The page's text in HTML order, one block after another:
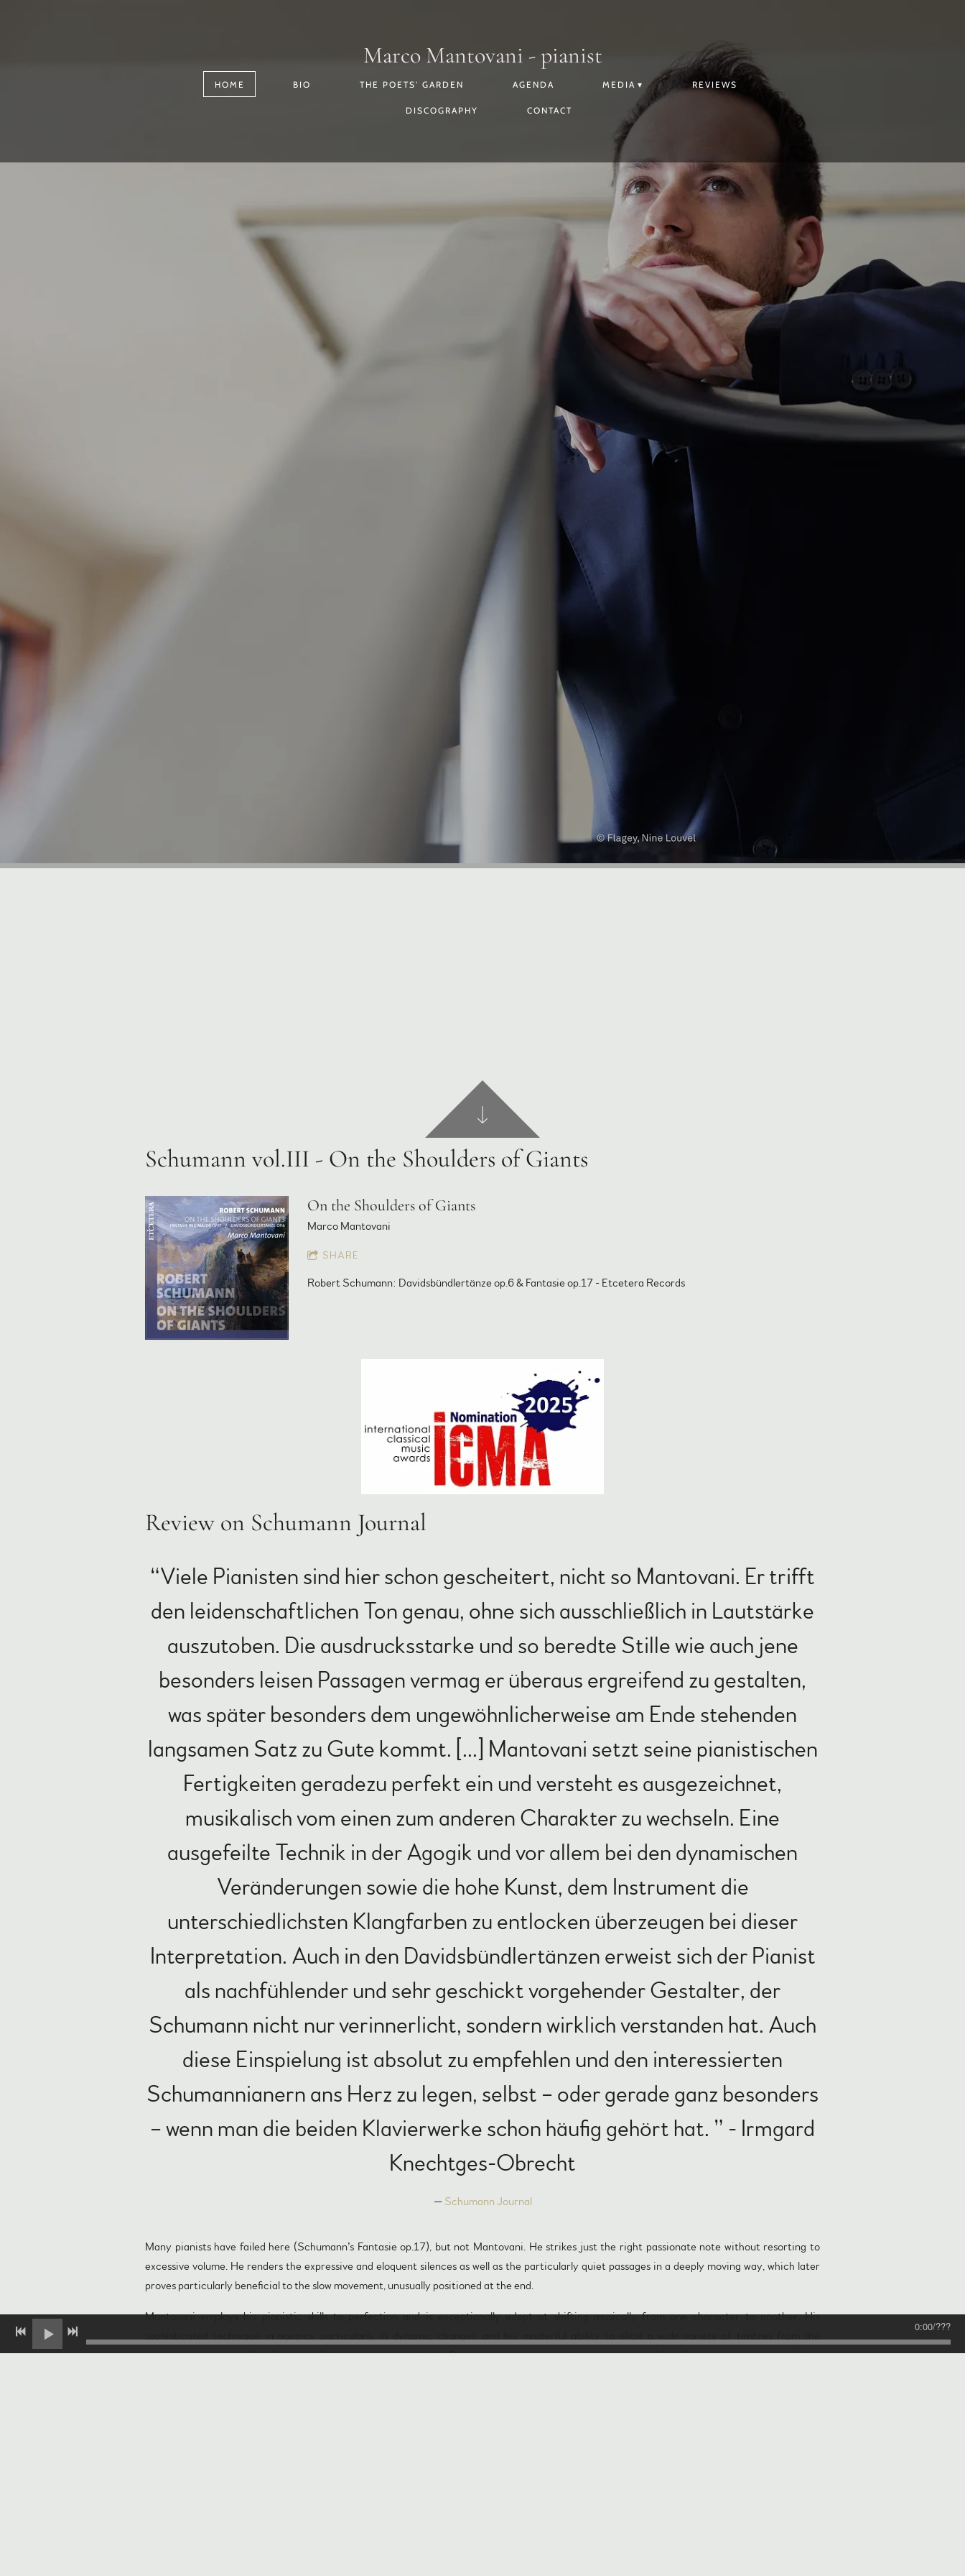
Marco Mantovani - pianist
HOME BIO THE POETS' GARDEN AGENDA MEDIA REVIEWS
DISCOGRAPHY CONTACT
Schumann vol.III - On the Shoulders of Giants
On the Shoulders of Giants
Marco Mantovani
SHARE
Robert Schumann: Davidsbündlertänze op.6 & Fantasie op.17 - Etcetera Records
Review on Schumann Journal
“Viele Pianisten sind hier schon gescheitert, nicht so Mantovani. Er trifft
den leidenschaftlichen Ton genau, ohne sich ausschließlich in Lautstärke
auszutoben. Die ausdrucksstarke und so beredte Stille wie auch jene
besonders leisen Passagen vermag er überaus ergreifend zu gestalten,
was später besonders dem ungewöhnlicherweise am Ende stehenden
langsamen Satz zu Gute kommt. [...] Mantovani setzt seine pianistischen
Fertigkeiten geradezu perfekt ein und versteht es ausgezeichnet,
musikalisch vom einen zum anderen Charakter zu wechseln. Eine
ausgefeilte Technik in der Agogik und vor allem bei den dynamischen
Veränderungen sowie die hohe Kunst, dem Instrument die
unterschiedlichsten Klangfarben zu entlocken überzeugen bei dieser
Interpretation. Auch in den Davidsbündlertänzen erweist sich der Pianist
als nachfühlender und sehr geschickt vorgehender Gestalter, der
Schumann nicht nur verinnerlicht, sondern wirklich verstanden hat. Auch
diese Einspielung ist absolut zu empfehlen und den interessierten
Schumannianern ans Herz zu legen, selbst – oder gerade ganz besonders
– wenn man die beiden Klavierwerke schon häufig gehört hat. ” - Irmgard
Knechtges-Obrecht
— Schumann Journal
Many pianists have failed here (Schumann’s Fantasie op.17) , but not Mantovani. He strikes just the right passionate note without resorting to
excessive volume. He renders the expressive and eloquent silences as well as the particularly quiet passages in a deeply moving way, which later
proves particularly beneficial to the slow movement, unusually positioned at the end.
Mantovani employs his pianistic skills to perfection and is exceptionally adept at shifting musically from one character to another. His
instrument are compelling features of this interpretation. In the Davidsbündlertänze, too, the pianist proves himself to be a sensitive and highly
0:00/???